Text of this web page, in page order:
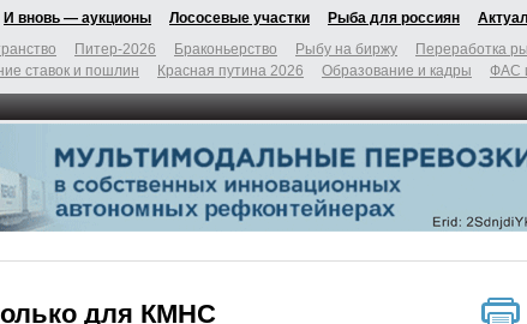
И вновь — аукционы Лососевые участки Рыба для россиян
Питер-2026 Браконьерство Рыбу на биржу Переработка
ставок и пошлин Красная путина 2026 Образование и кадры ФАС
для КМНС